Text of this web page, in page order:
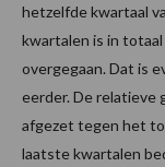
hetzelfde kwartaal
kwartalen is in
overgegaan. Dat is
eerder. De relatieve
afgezet tegen het
laatste kwartalen